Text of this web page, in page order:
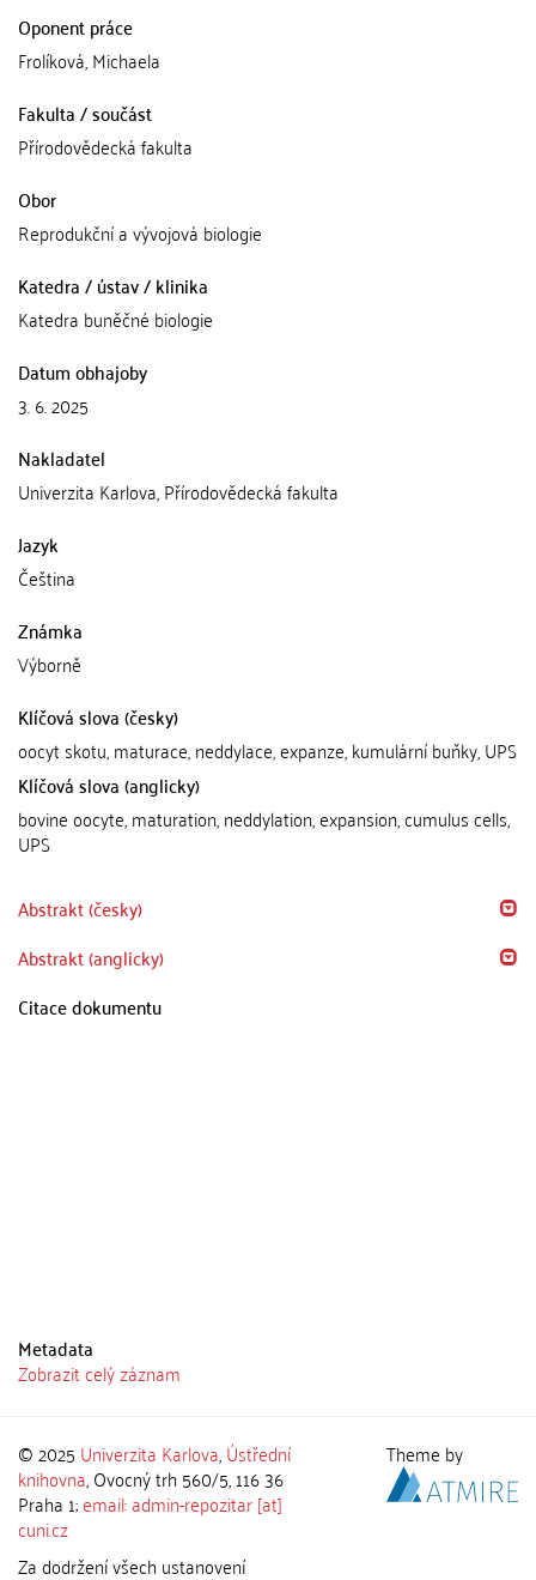
Oponent práce
Frolíková, Michaela
Fakulta / součást
Přírodovědecká fakulta
Obor
Reprodukční a vývojová biologie
Katedra / ústav / klinika
Katedra buněčné biologie
Datum obhajoby
3. 6. 2025
Nakladatel
Univerzita Karlova, Přírodovědecká fakulta
Jazyk
Čeština
Známka
Výborně
Klíčová slova (česky)
oocyt skotu, maturace, neddylace, expanze, kumulární buňky, UPS
Klíčová slova (anglicky)
bovine oocyte, maturation, neddylation, expansion, cumulus cells,
UPS
Abstrakt (česky)
Abstrakt (anglicky)
Citace dokumentu
Metadata
Zobrazit celý záznam
© 2025 Univerzita Karlova,Ústřední
knihovna, Ovocný trh 560/5, 116 36
Praha 1;email: admin-repozitar [at]
cuni.cz
Za dodržení všech ustanovení
Theme by